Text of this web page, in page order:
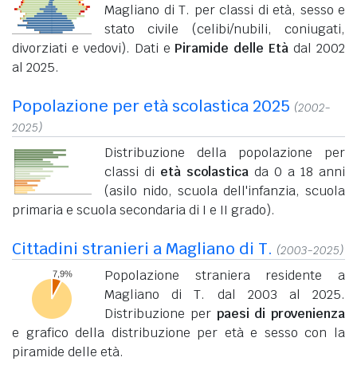
Magliano di T. per classi di età, sesso e
stato civile (celibi/nubili, coniugati,
divorziati e vedovi). Dati e Piramide delle Età dal 2002
al 2025.
Popolazione per età scolastica 2025 (2002-
2025)
Distribuzione della popolazione per
classi di età scolastica da 0 a 18 anni
(asilo nido, scuola dell'infanzia, scuola
primaria e scuola secondaria di I e II grado).
Cittadini stranieri a Magliano di T. (2003-2025)
Popolazione straniera residente a
Magliano di T. dal 2003 al 2025.
Distribuzione per paesi di provenienza
e grafico della distribuzione per età e sesso con la
piramide delle età.